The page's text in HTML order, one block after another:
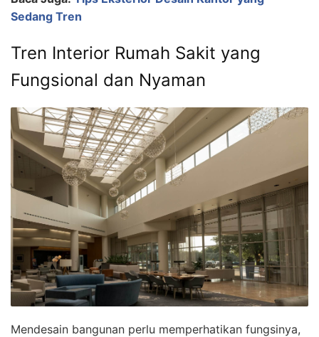
Sedang Tren
Tren Interior Rumah Sakit yang
Fungsional dan Nyaman
Mendesain bangunan perlu memperhatikan fungsinya,